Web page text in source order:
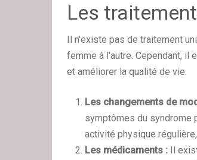
Les
Il n'existe pas de traitement
femme à l'autre. Cependant,
et améliorer la qualité de vie.
Les changements de
symptômes du syndrome
activité physique
Les médicaments :
Il